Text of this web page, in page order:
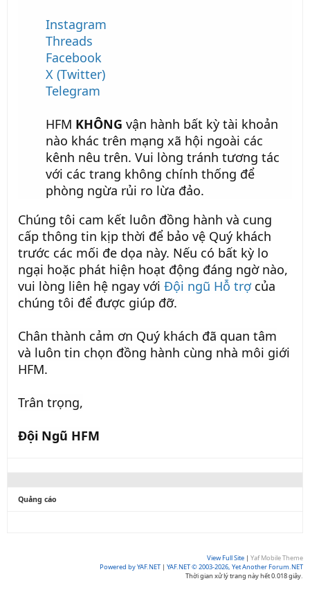
Instagram
Threads
Facebook
X (Twitter)
Telegram
HFM KHÔNG vận hành bất kỳ tài khoản
nào khác trên mạng xã hội ngoài các
kênh nêu trên. Vui lòng tránh tương tác
với các trang không chính thống để
phòng ngừa rủi ro lừa đảo.
Chúng tôi cam kết luôn đồng hành và cung
cấp thông tin kịp thời để bảo vệ Quý khách
trước các mối đe dọa này. Nếu có bất kỳ lo
ngại hoặc phát hiện hoạt động đáng ngờ nào,
vui lòng liên hệ ngay với Đội ngũ Hỗ trợ của
chúng tôi để được giúp đỡ.
Chân thành cảm ơn Quý khách đã quan tâm
và luôn tin chọn đồng hành cùng nhà môi giới
HFM.
Trân trọng,
Đội Ngũ HFM
Quảng cáo
View Full Site | Yaf Mobile Theme
Powered by YAF.NET | YAF.NET © 2003-2026, Yet Another Forum.NET
Thời gian xử lý trang này hết 0.018 giây.